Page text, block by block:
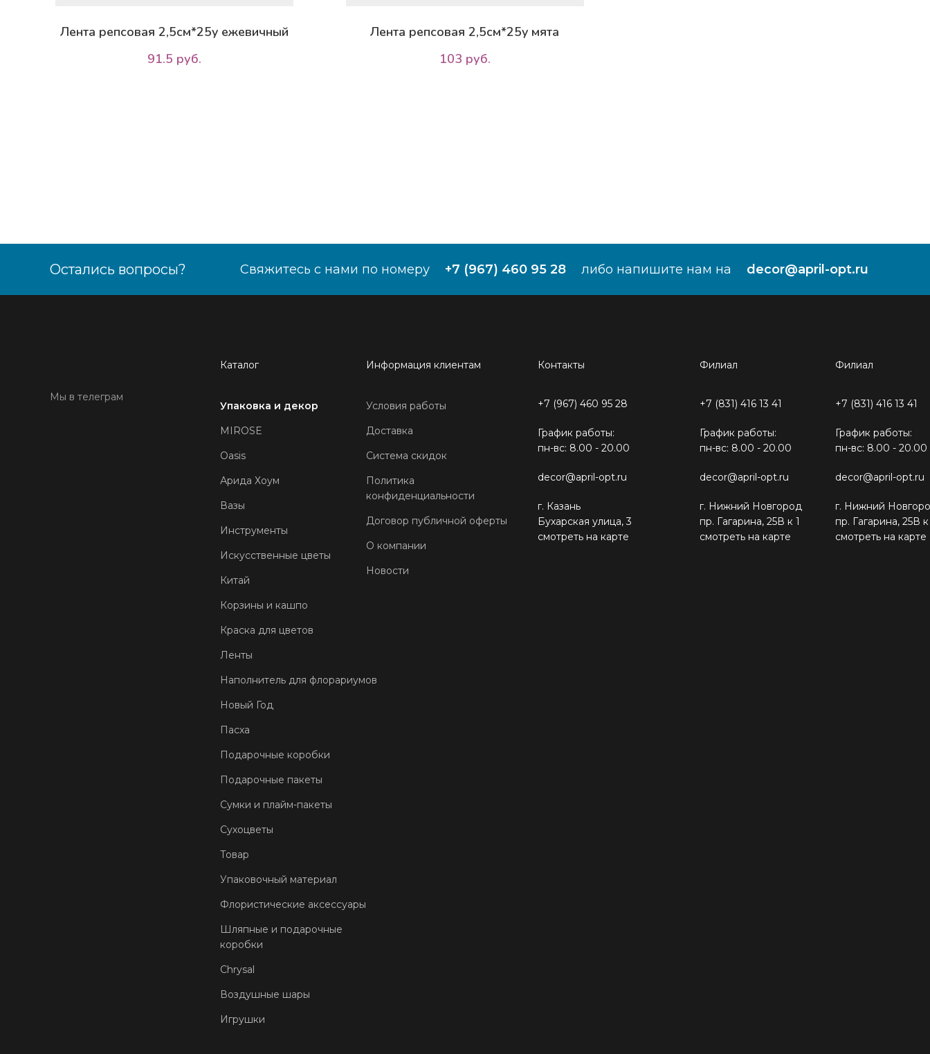
Лента репсовая 2,5см*25y ежевичный
91.5 руб.
Лента репсовая 2,5см*25y мята
103 руб.
Остались вопросы? Свяжитесь с нами по номеру +7 (967) 460 95 28 либо напишите нам на decor@april-opt.ru
Мы в телеграм
Каталог
Упаковка и декор
MIROSE
Oasis
Арида Хоум
Вазы
Инструменты
Искусственные цветы
Китай
Корзины и кашпо
Краска для цветов
Ленты
Наполнитель для флорариумов
Новый Год
Пасха
Подарочные коробки
Подарочные пакеты
Сумки и плайм-пакеты
Сухоцветы
Товар
Упаковочный материал
Флористические аксессуары
Шляпные и подарочные
коробки
Chrysal
Воздушные шары
Игрушки
Информация клиентам
Условия работы
Доставка
Система скидок
Политика
конфиденциальности
Договор публичной оферты
О компании
Новости
Контакты
+7 (967) 460 95 28
График работы:
пн-вс: 8.00 - 20.00
decor@april-opt.ru
г. Казань
Бухарская улица, 3
смотреть на карте
Филиал
+7 (831) 416 13 41
График работы:
пн-вс: 8.00 - 20.00
decor@april-opt.ru
г. Нижний Новгород
пр. Гагарина, 25В к 1
смотреть на карте
Филиал
+7 (831) 416 13 41
График работы:
пн-вс: 8.00 - 20.00
decor@april-opt.ru
г. Нижний
пр. Гагарина, 25В к
смотреть на карте